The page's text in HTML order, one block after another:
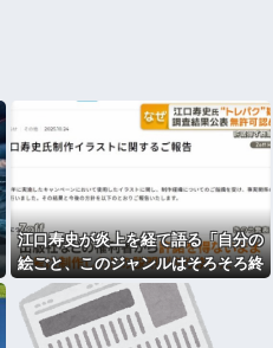
江口寿史が炎上を経て語る「自分の
絵ごと、このジャンルはそろそろ終
わりかな」